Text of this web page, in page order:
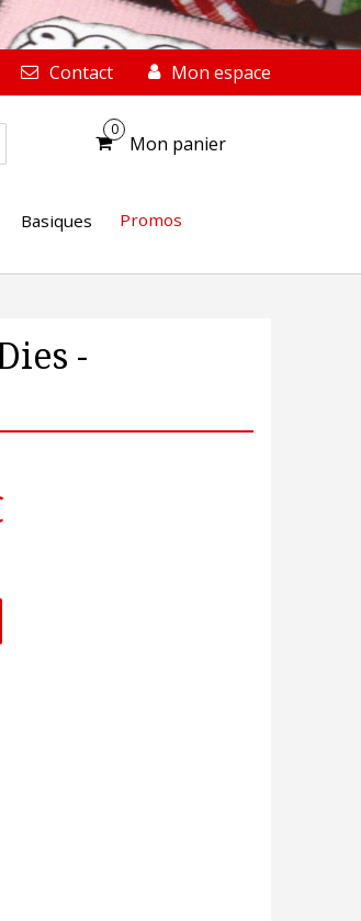
Contact Mon espace
0
Mon panier
Basiques
Promos
-